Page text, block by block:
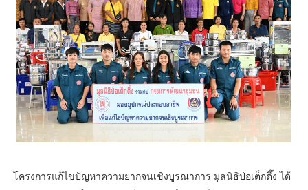
โครงการแก้ไขปัญหาความยากจนเชิงบูรณาการ มูลนิธิป่อเต็กตึ๊ง ได้